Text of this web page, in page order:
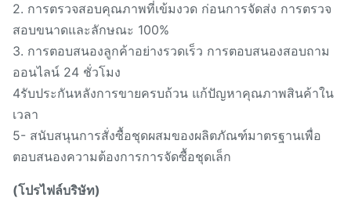
2. การตรวจสอบคุณภาพที่เข้มงวด ก่อนการจัดส่ง การตรวจ
สอบขนาดและลักษณะ 100%
3. การตอบสนองลูกค้าอย่างรวดเร็ว การตอบสนองสอบถาม
ออนไลน์ 24 ชั่วโมง
4รับประกันหลังการขายครบถ้วน แก้ปัญหาคุณภาพสินค้าใน
เวลา
5- สนับสนุนการสั่งซื้อชุดผสมของผลิตภัณฑ์มาตรฐานเพื่อ
ตอบสนองความต้องการการจัดซื้อชุดเล็ก
(โปรไฟล์บริษัท)